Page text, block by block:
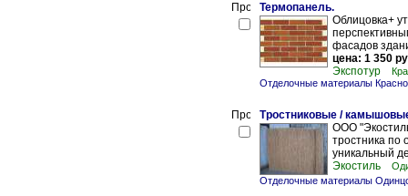
Термопанель.
Облицовка+
фасадов
цена: 1 350
Экспотур
Отделочные материалы
Тростниковые /
ООО
тростника по
уникальный
Экостиль
Отделочные материалы